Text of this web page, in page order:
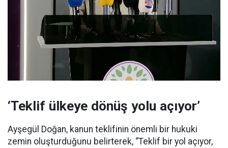
‘Teklif ülkeye dönüş yolu açıyor’
Ayşegül Doğan, kanun teklifinin önemli bir hukuki
zemin oluşturduğunu belirterek, “Teklif bir yol açıyor,